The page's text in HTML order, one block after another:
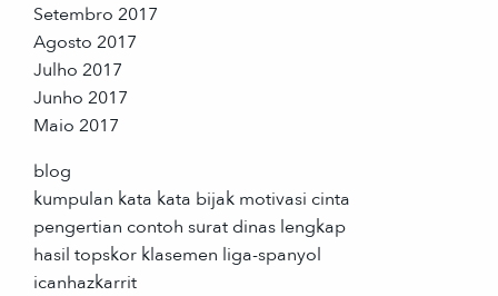
Setembro 2017
Agosto 2017
Julho 2017
Junho 2017
Maio 2017
blog
kumpulan kata kata bijak motivasi cinta
pengertian contoh surat dinas lengkap
hasil topskor klasemen liga-spanyol
icanhazkarrit